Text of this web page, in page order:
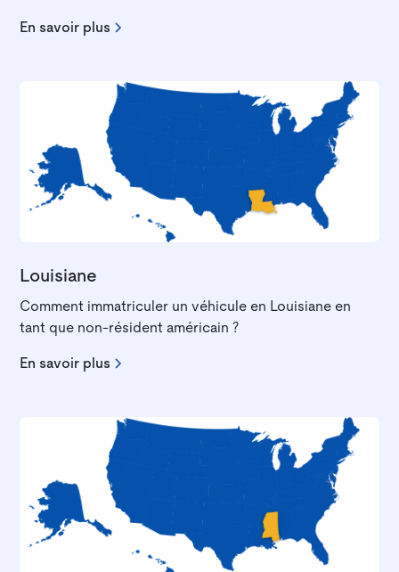
En savoir plus
Louisiane
Comment immatriculer un véhicule en Louisiane en
tant que non-résident américain ?
En savoir plus